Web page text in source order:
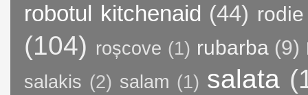
robotul kitchenaid (44) rodie
(104) roșcove (1) rubarba (9)
salakis (2) salam (1) salata